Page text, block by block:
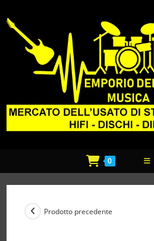
0
Prodotto precedente